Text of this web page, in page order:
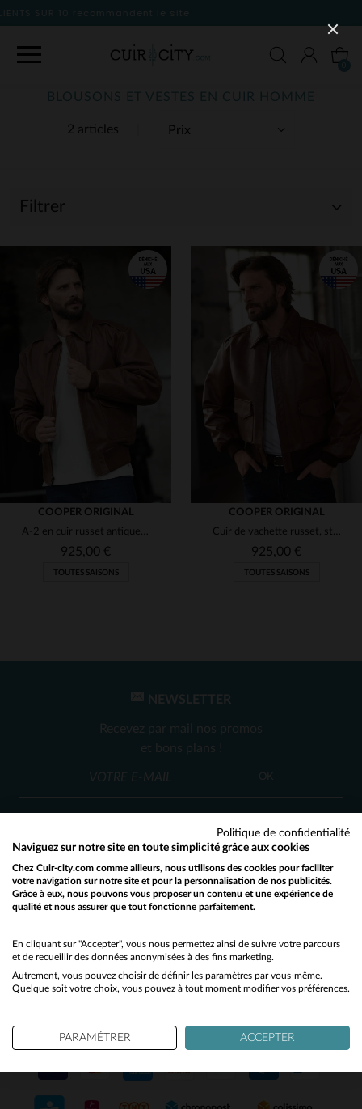
2 articles
BLOUSONS ET VESTES EN CUIR HOMME
Filtrer
(2)
(2)
(2)
TAILLES DISPONIBLES
2XL 3XL
COOPER ORIGINAL
A-2 en cuir russet antique, coupe classique et robustesse militaire.
925,00 €
TOUTES SAISONS
TAILLES DISPONIBLES
M
COOPER ORIGINAL
Cuir de vachette russet, style A-2 vintage des blousons de l'USAAF.
925,00 €
TOUTES SAISONS
NEWSLETTER
Recevez par mail nos promos
et bons plans !
OK
SERVICE CLIENT
Nos conseillers sont à votre écoute
du lundi au vendredi de 10h à 12h30
et de 13h30 à 18h.
NOS PARTENAIRES DE CONFIANCE
Would you like to be redirected to our English site?
No
Yes
Politique de confidentialité
Naviguez sur notre site en toute simplicité grâce aux cookies
Chez Cuir-city.com comme ailleurs, nous utilisons des cookies pour faciliter
votre navigation sur notre site et pour la personnalisation de nos publicités.
Grâce à eux, nous pouvons vous proposer un contenu et une expérience de
qualité et nous assurer que tout fonctionne parfaitement.
En cliquant sur "Accepter", vous nous permettez ainsi de suivre votre parcours
et de recueillir des données anonymisées à des fins marketing.
Autrement, vous pouvez choisir de définir les paramètres par vous-même.
Quelque soit votre choix, vous pouvez à tout moment modifier vos préférences.
PARAMÉTRER ACCEPTER